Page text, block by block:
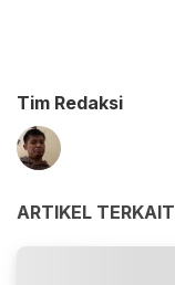
Tim Redaksi
ARTIKEL TERKAIT